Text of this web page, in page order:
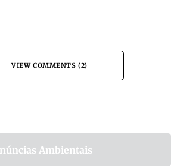
VIEW COMMENTS (2)
Ambientais